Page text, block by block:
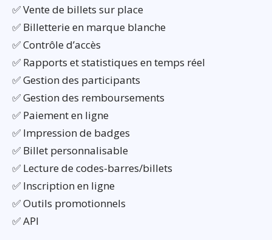
✅ Vente de billets sur place
✅ Billetterie en marque blanche
✅ Contrôle d’accès
✅ Rapports et statistiques en temps réel
✅ Gestion des participants
✅ Gestion des remboursements
✅ Paiement en ligne
✅ Impression de badges
✅ Billet personnalisable
✅ Lecture de codes-barres/billets
✅ Inscription en ligne
✅ Outils promotionnels
✅ API